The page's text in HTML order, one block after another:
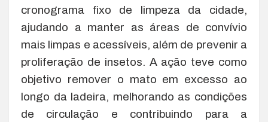
cronograma fixo de limpeza da cidade,
ajudando a manter as áreas de convívio
mais limpas e acessíveis, além de prevenir a
proliferação de insetos. A ação teve como
objetivo remover o mato em excesso ao
longo da ladeira, melhorando as condições
de circulação e contribuindo para a